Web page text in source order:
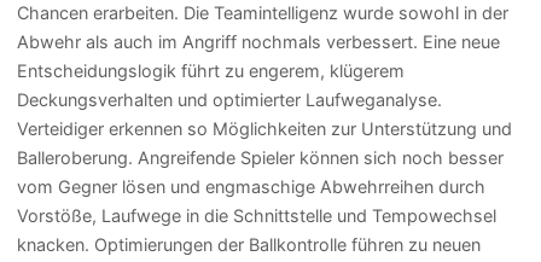
Chancen erarbeiten. Die Teamintelligenz wurde sowohl in der
Abwehr als auch im Angriff nochmals verbessert. Eine neue
Entscheidungslogik führt zu engerem, klügerem
Deckungsverhalten und optimierter Laufweganalyse.
Verteidiger erkennen so Möglichkeiten zur Unterstützung und
Balleroberung. Angreifende Spieler können sich noch besser
vom Gegner lösen und engmaschige Abwehrreihen durch
Vorstöße, Laufwege in die Schnittstelle und Tempowechsel
knacken. Optimierungen der Ballkontrolle führen zu neuen